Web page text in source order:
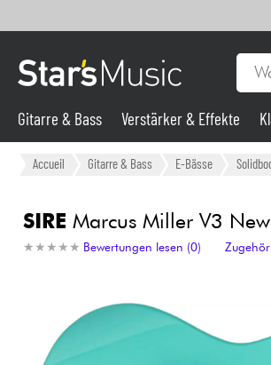
Gitarre & Bass
Synths & samplers
Licht
Violinen & Quartett
Gitarre & Bass Verstärker & Effekte
Accueil Gitarre & Bass E-Bässe
SIRE Marcus Miller V3
★ ★ ★ ★ ★
★ ★ ★ ★ ★ Bewertungen lesen (0)